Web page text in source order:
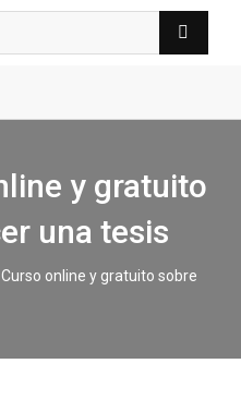
y gratuito
una tesis
online y gratuito sobre